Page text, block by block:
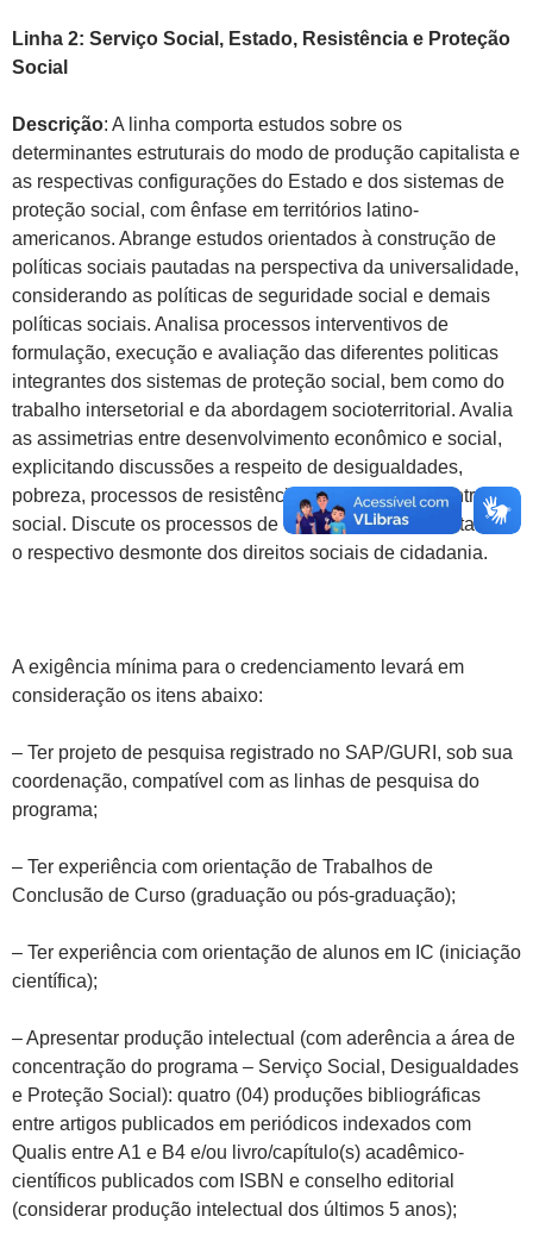
Linha 2: Serviço Social, Estado, Resistência e Proteção
Social
Descrição: A linha comporta estudos sobre os
determinantes estruturais do modo de produção capitalista e
as respectivas configurações do Estado e dos sistemas de
proteção social, com ênfase em territórios latino-
americanos. Abrange estudos orientados à construção de
políticas sociais pautadas na perspectiva da universalidade,
considerando as políticas de seguridade social e demais
políticas sociais. Analisa processos interventivos de
formulação, execução e avaliação das diferentes politicas
integrantes dos sistemas de proteção social, bem como do
trabalho intersetorial e da abordagem socioterritorial. Avalia
as assimetrias entre desenvolvimento econômico e social,
explicitando discussões a respeito de desigualdades,
pobreza, processos de resistência, participação e controle
social. Discute os processos de contrarreforma do Estado e
o respectivo desmonte dos direitos sociais de cidadania.
A exigência mínima para o credenciamento levará em
consideração os itens abaixo:
– Ter projeto de pesquisa registrado no SAP/GURI, sob sua
coordenação, compatível com as linhas de pesquisa do
programa;
– Ter experiência com orientação de Trabalhos de
Conclusão de Curso (graduação ou pós-graduação);
– Ter experiência com orientação de alunos em IC (iniciação
científica);
– Apresentar produção intelectual (com aderência a área de
concentração do programa – Serviço Social, Desigualdades
e Proteção Social): quatro (04) produções bibliográficas
entre artigos publicados em periódicos indexados com
Qualis entre A1 e B4 e/ou livro/capítulo(s) acadêmico-
científicos publicados com ISBN e conselho editorial
(considerar produção intelectual dos últimos 5 anos);